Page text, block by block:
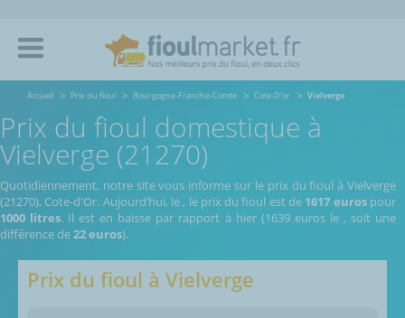
Accueil Prix du fioul Bourgogne-Franche-Comte Cote-D'or Vielverge
Prix du fioul domestique à
Vielverge (21270)
Quotidiennement, notre site vous informe sur le prix du fioul à Vielverge
(21270), Cote-d'Or. Aujourd’hui, le , le prix du fioul est de 1617 eurospour
1000 litres. Il est en baisse par rapport à hier (1639 euros le , soit une
différence de22 euros).
Prix du fioul à Vielverge